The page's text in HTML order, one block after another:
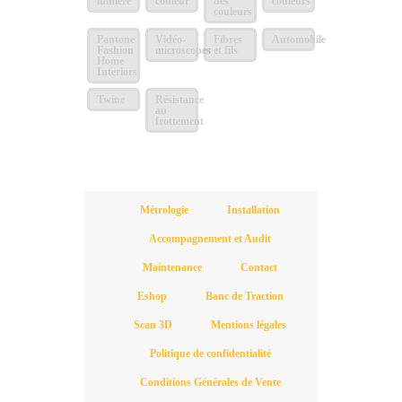
couleurs
Pantone
Fashion
Home
Interiors
Vidéo-
microscopes
Fibres
et fils
Automobile
Twine
Résistance
au
frottement
Métrologie Installation
Accompagnement et Audit
Maintenance Contact
Eshop Banc de Traction
Scan 3D Mentions légales
Politique de confidentialité
Conditions Générales de Vente